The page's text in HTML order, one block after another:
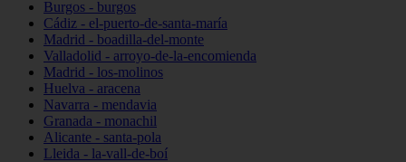
Burgos - burgos
Cádiz - el-puerto-de-santa-maría
Madrid - boadilla-del-monte
Valladolid - arroyo-de-la-encomienda
Madrid - los-molinos
Huelva - aracena
Navarra - mendavia
Granada - monachil
Alicante - santa-pola
Lleida - la-vall-de-boí